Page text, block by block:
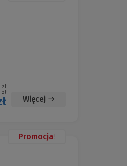
zł
zł
Więcej
Promocja!